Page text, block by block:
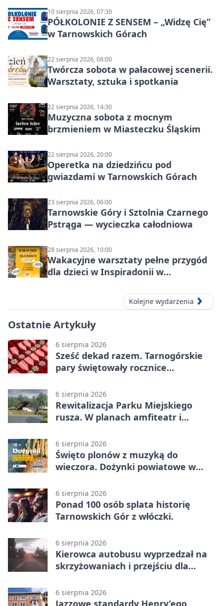
10 sierpnia 2026, 07:30
PÓŁKOLONIE Z SENSEM – „Widzę Cię”
w Tarnowskich Górach
22 sierpnia 2026, 08:00
Twórcza sobota w pałacowej scenerii.
Warsztaty, sztuka i spotkania
22 sierpnia 2026, 14:30
Muzyczna sobota z mocnym
brzmieniem w Miasteczku Śląskim
22 sierpnia 2026, 20:00
Operetka na dziedzińcu pod
gwiazdami w Tarnowskich Górach
23 sierpnia 2026, 06:00
Tarnowskie Góry i Sztolnia Czarnego
Pstrąga — wycieczka całodniowa
28 sierpnia 2026, 10:00
Wakacyjne warsztaty pełne przygód
dla dzieci w Inspiradonii w
Kolejne wydarzenia
Ostatnie Artykuły
6 sierpnia 2026
Sześć dekad razem. Tarnogórskie
pary świętowały rocznice
6 sierpnia 2026
Rewitalizacja Parku Miejskiego
rusza. W planach amfiteatr i
6 sierpnia 2026
Święto plonów z muzyką do
wieczora. Dożynki powiatowe w
6 sierpnia 2026
Ponad 100 osób splata historię
Tarnowskich Gór z włóczki.
6 sierpnia 2026
Kierowca autobusu wyprzedzał na
skrzyżowaniach i przejściu dla
6 sierpnia 2026